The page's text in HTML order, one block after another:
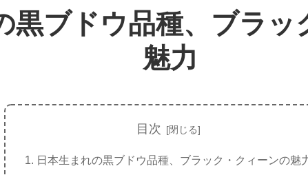
黒ブドウ品種、ブラッ
魅力
目次
日本生まれの黒ブドウ品種、ブラック・クィーンの魅